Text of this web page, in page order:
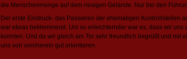
die Menschenmenge auf dem riesigen Gelände. Nur bei den
Der erste Eindruck- das Passieren der ehemaligen Kontrollstellen
war etwas beklemmend. Um so erleichternder war es, dass wir
konnten. Und da wir gleich am Tor sehr freundlich begrüßt und mit
uns von vornherein gut orientieren.